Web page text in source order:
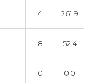
4 261.9
8 52.4
0 0.0